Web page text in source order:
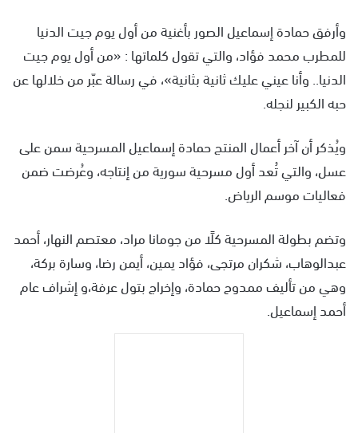
وأرفق حمادة إسماعيل الصور بأغنية من أول يوم جيت الدنيا
للمطرب محمد فؤاد، والتي تقول كلماتها : «من أول يوم جيت
الدنيا.. وأنا عيني عليك ثانية بثانية»، في رسالة عبّر من خلالها عن
حبه الكبير لنجله.
ويُذكر أن آخر أعمال المنتج حمادة إسماعيل المسرحية سمن على
عسل، والتي تُعد أول مسرحية سورية من إنتاجه، وعُرضت ضمن
فعاليات موسم الرياض.
وتضم بطولة المسرحية كلًا من جومانا مراد، معتصم النهار، أحمد
عبدالوهاب، شكران مرتجى، فؤاد يمين، أيمن رضا، وسارة بركة،
وهي من تأليف ممدوح حمادة، وإخراج بتول عرفة،و إشراف عام
أحمد إسماعيل.